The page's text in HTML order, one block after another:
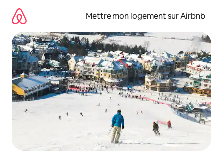
directement
contenu
Mettre mon logement sur Airbnb